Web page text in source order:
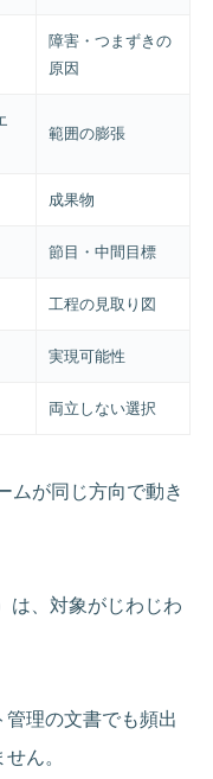
障害・つまずきの
原因
範囲の膨張
成果物
節目・中間目標
工程の見取り図
実現可能性
両立しない選択
ムが同じ方向で動き
は、対象がじわじわ
理の文書でも頻出
ん。